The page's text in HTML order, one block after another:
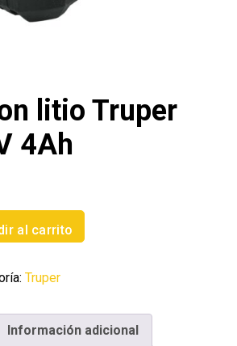
litio Truper
4Ah
al carrito
Truper
Información adicional